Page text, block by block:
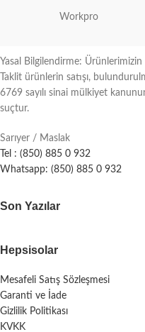
Workpro
Yasal Bilgilendirme: Ürünlerimizin
Taklit ürünlerin satışı,
6769 sayılı sinai mülkiyet
suçtur.
Sarıyer / Maslak
Tel : (850) 885 0 932
Whatsapp: (850) 885 0 932
Son Yazılar
Hepsisolar
Mesafeli Satış Sözleşmesi
Garanti ve İade
Gizlilik Politikası
KVKK